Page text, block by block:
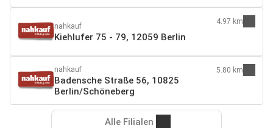
nahkauf
Kiehlufer 75 - 79, 12059 Berlin
4.97 km
nahkauf
Badensche Straße 56, 10825
Berlin/Schöneberg
5.80 km
Alle Filialen